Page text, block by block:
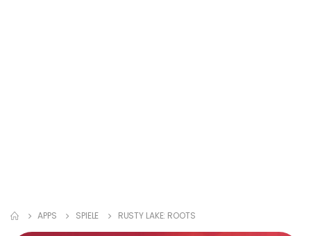
APPS SPIELE RUSTY LAKE: ROOTS